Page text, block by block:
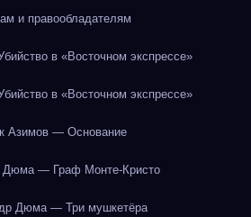
и правообладателям
в «Восточном экспрессе»
в «Восточном экспрессе»
Азимов — Основание
Дюма — Граф Монте-Кристо
Дюма — Три мушкетёра